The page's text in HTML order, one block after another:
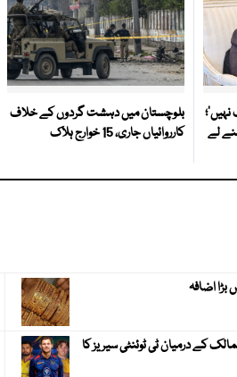
لے
بلوچستان میں دہشت گردوں کے خلاف
کارروائیاں جاری، 15 خوارج ہلاک
ممالک کے درمیان ٹی ٹوئنٹی سیریز کا